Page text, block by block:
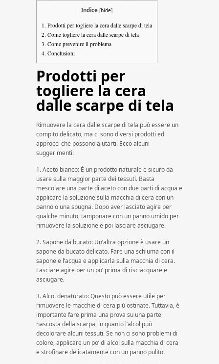
Indice [hide]
1. Prodotti per togliere la cera dalle scarpe di tela
2. Come togliere la cera dalle scarpe di tela
3. Come prevenire il problema
4. Conclusioni
Prodotti per
togliere la cera
dalle scarpe di tela
Rimuovere la cera dalle scarpe di tela può essere un
compito delicato, ma ci sono diversi prodotti ed
approcci che possono aiutarti. Ecco alcuni
suggerimenti:
1. Aceto bianco: È un prodotto naturale e sicuro da
usare sulla maggior parte dei tessuti. Basta
mescolare una parte di aceto con due parti di acqua e
applicare la soluzione sulla macchia di cera con un
panno o una spugna. Dopo aver lasciato agire per
qualche minuto, tamponare con un panno umido per
rimuovere la soluzione e poi lasciare asciugare.
2. Sapone da bucato: Un’altra opzione è usare un
sapone da bucato delicato. Fare una schiuma con il
sapone e l’acqua e applicarla sulla macchia di cera.
Lasciare agire per un po’ prima di risciacquare e
asciugare.
3. Alcol denaturato: Questo può essere utile per
rimuovere le macchie di cera più ostinate. Tuttavia, è
importante fare prima una prova su una parte
nascosta della scarpa, in quanto l’alcol può
decolorare alcuni tessuti. Se non ci sono problemi di
colore, applicare un po’ di alcol sulla macchia di cera
e strofinare delicatamente con un panno pulito.